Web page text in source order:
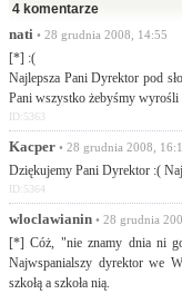
4 komentarze
nati • 28 grudnia 2008, 14:55
[*] :(
Najlepsza Pani Dyrektor pod
Pani wszystko żebyśmy wyrośli
ID:5363
Kacper • 28 grudnia 2008,
Dziękujemy Pani Dyrektor :(
ID:5364
wloclawianin • 28 grudnia
[*] Cóż, "nie znamy dnia ni
Najwspanialszy dyrektor we
szkołą a szkoła nią.